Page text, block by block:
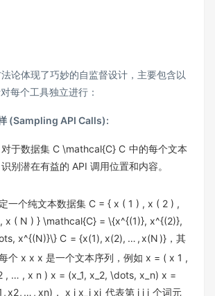
论体现了巧妙的自监督设计，主要包含以
每个工具独立进行：
(Sampling API Calls):
对于数据集 C \mathcal{C} C 中的每个文本
识别潜在有益的 API 调用位置和内容。
一个纯文本数据集 C = { x ( 1 ) , x ( 2 ) ,
x ( N ) } \mathcal{C} = \{x^{(1)}, x^{(2)},
x^{(N)}\} C = {x(1), x(2), … ,x(N )} ，其
个 x x x 是一个文本序列，例如 x = ( x 1 ,
, … , x n ) x = (x_1, x_2, \dots, x_n) x =
,x2, … , xn) ， x j x_jxj 代表第 j j j 个词元